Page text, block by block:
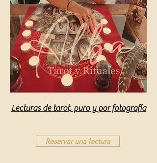
Lecturas de tarot, puro y por fotografía
Reservar una lectura